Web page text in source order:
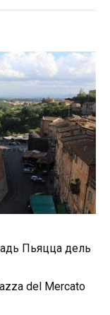
Пьяцца дель
del Mercato